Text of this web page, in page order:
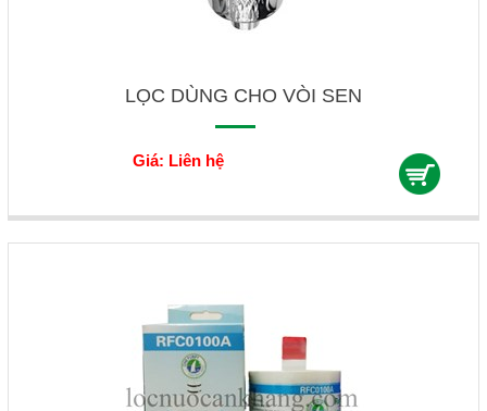
LỌC DÙNG CHO VÒI SEN
Giá: Liên hệ